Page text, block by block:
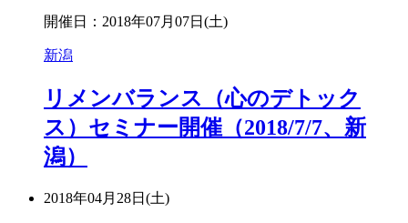
開催日：2018年07月07日(土)
新潟
リメンバランス（心のデトック
ス）セミナー開催（2018/7/7、新
潟）
2018年04月28日(土)